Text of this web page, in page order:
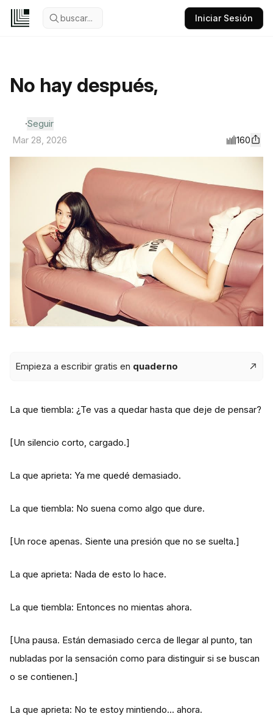
buscar... Iniciar Sesión
No hay después,
Seguir
Mar 28, 2026
160
Empieza a escribir gratis en quaderno
La que tiembla: ¿Te vas a quedar hasta que deje de pensar?
[Un silencio corto, cargado.]
La que aprieta: Ya me quedé demasiado.
La que tiembla: No suena como algo que dure.
[Un roce apenas. Siente una presión que no se suelta.]
La que aprieta: Nada de esto lo hace.
La que tiembla: Entonces no mientas ahora.
[Una pausa. Están demasiado cerca de llegar al punto, tan
nubladas por la sensación como para distinguir si se buscan
o se contienen.]
La que aprieta: No te estoy mintiendo… ahora.